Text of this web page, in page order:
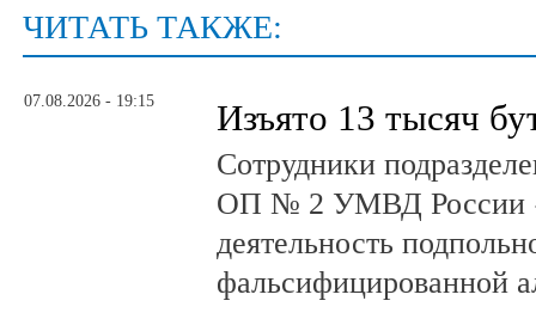
ЧИТАТЬ ТАКЖЕ:
07.08.2026 - 19:15 Изъято 13 тысяч
Сотрудники
ОП № 2 УМВД России
деятельность
фальсифицированной